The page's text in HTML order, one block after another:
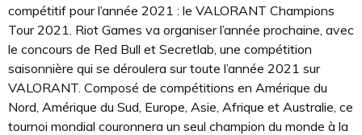
compétitif pour l’année 2021 : le VALORANT Champions
Tour 2021. Riot Games va organiser l’année prochaine, avec
le concours de Red Bull et Secretlab, une compétition
saisonnière qui se déroulera sur toute l’année 2021 sur
VALORANT. Composé de compétitions en Amérique du
Nord, Amérique du Sud, Europe, Asie, Afrique et Australie, ce
tournoi mondial couronnera un seul champion du monde à la